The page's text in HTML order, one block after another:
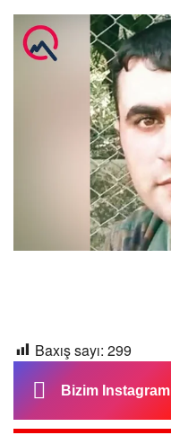
Baxış sayı: 299
Bizim